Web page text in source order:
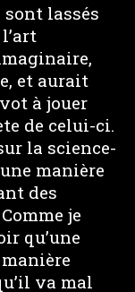
sont lassés
et aurait
à jouer
de celui-ci.
la science-
manière
des
je
qu’une
va mal